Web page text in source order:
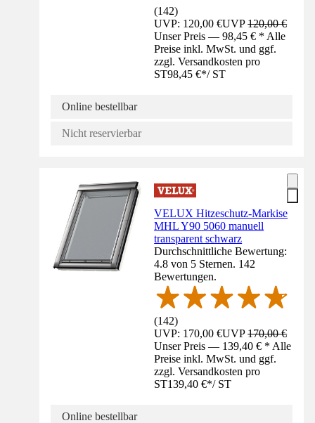
(142)
UVP: 120,00 €UVP120,00 €
Unser Preis — 98,45 € * Alle
Preise inkl. MwSt. und ggf.
zzgl. Versandkosten pro
ST98,45 €*/ ST
Online bestellbar
Nicht reservierbar
VELUX Hitzeschutz-Markise
MHL Y90 5060 manuell
transparent schwarz
Durchschnittliche Bewertung:
4.8 von 5 Sternen. 142
Bewertungen.
(142)
UVP: 170,00 €UVP170,00 €
Unser Preis — 139,40 € * Alle
Preise inkl. MwSt. und ggf.
zzgl. Versandkosten pro
ST139,40 €*/ ST
Online bestellbar